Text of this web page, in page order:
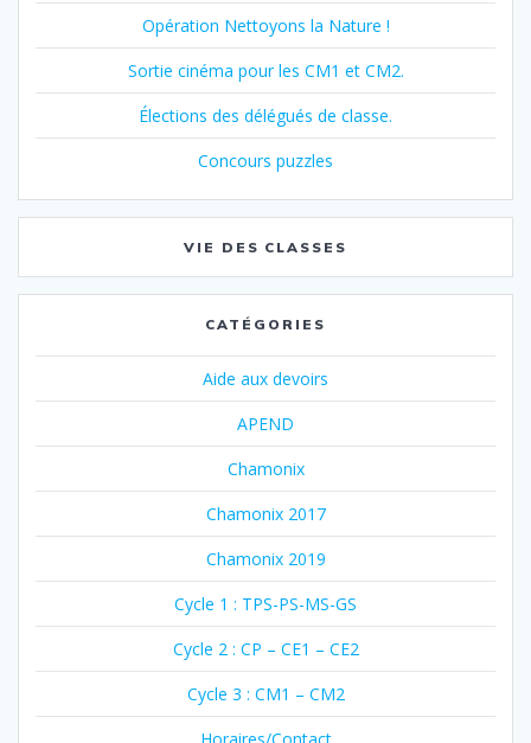
Opération Nettoyons la Nature !
Sortie cinéma pour les CM1 et CM2.
Élections des délégués de classe.
Concours puzzles
VIE DES CLASSES
CATÉGORIES
Aide aux devoirs
APEND
Chamonix
Chamonix 2017
Chamonix 2019
Cycle 1 : TPS-PS-MS-GS
Cycle 2 : CP – CE1 – CE2
Cycle 3 : CM1 – CM2